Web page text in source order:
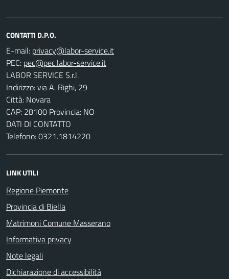
CONTATTI D.P.O.
E-mail:
PEC:
LABOR SERVICE S.r.l.
Indirizzo: via A. Righi, 29
Città: Novara
CAP: 28100 Provincia: NO
DATI DI CONTATTO
Telefono: 0321.1814220
LINK UTILI
Regione Piemonte
Provincia di Biella
Matrimoni Comune Masserano
Informativa privacy
Note legali
Dichiarazione di accessibilità